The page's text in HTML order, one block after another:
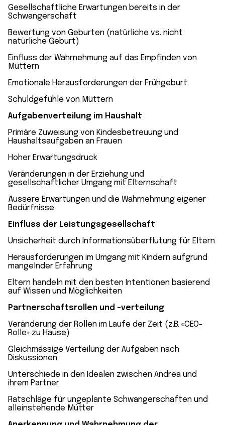
Gesellschaftliche Erwartungen bereits in der
Schwangerschaft
Bewertung von Geburten (natürliche vs. nicht
natürliche Geburt)
Einfluss der Wahrnehmung auf das Empfinden von
Müttern
Emotionale Herausforderungen der Frühgeburt
Schuldgefühle von Müttern
Aufgabenverteilung im Haushalt
Primäre Zuweisung von Kindesbetreuung und
Haushaltsaufgaben an Frauen
Hoher Erwartungsdruck
Veränderungen in der Erziehung und
gesellschaftlicher Umgang mit Elternschaft
Äussere Erwartungen und die Wahrnehmung eigener
Bedürfnisse
Einfluss der Leistungsgesellschaft
Unsicherheit durch Informationsüberflutung für Eltern
Herausforderungen im Umgang mit Kindern aufgrund
mangelnder Erfahrung
Eltern handeln mit den besten Intentionen basierend
auf Wissen und Möglichkeiten
Partnerschaftsrollen und -verteilung
Veränderung der Rollen im Laufe der Zeit (z.B. «CEO-
Rolle» zu Hause)
Gleichmässige Verteilung der Aufgaben nach
Diskussionen
Unterschiede in den Idealen zwischen Andrea und
ihrem Partner
Ratschläge für ungeplante Schwangerschaften und
alleinstehende Mütter